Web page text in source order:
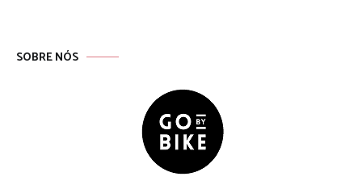
SOBRE NÓS